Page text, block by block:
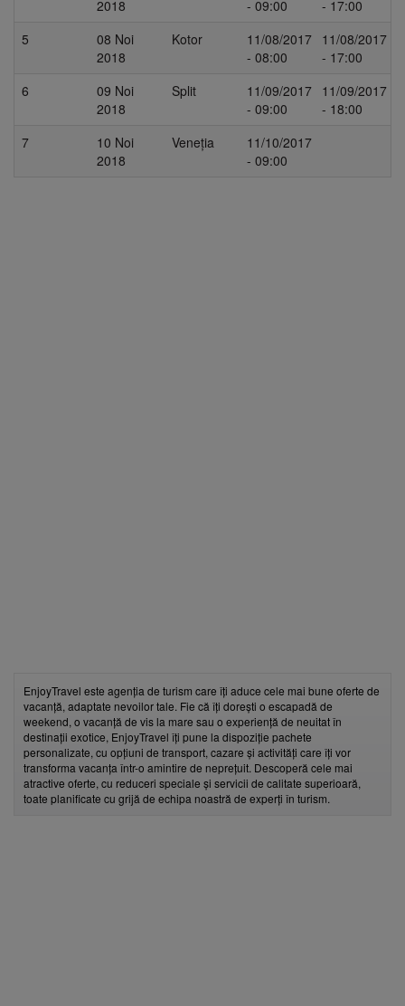
2018
- 09:00
- 17:00
5
08 Noi
2018
Kotor
11/08/2017
- 08:00
11/08/2017
- 17:00
6
09 Noi
2018
Split
11/09/2017
- 09:00
11/09/2017
- 18:00
7
10 Noi
2018
Veneția
11/10/2017
- 09:00
EnjoyTravel este agenția de turism care îți aduce cele mai bune oferte de
vacanță, adaptate nevoilor tale. Fie că îți dorești o escapadă de
weekend, o vacanță de vis la mare sau o experiență de neuitat în
destinații exotice, EnjoyTravel îți pune la dispoziție pachete
personalizate, cu opțiuni de transport, cazare și activități care îți vor
transforma vacanța într-o amintire de neprețuit. Descoperă cele mai
atractive oferte, cu reduceri speciale și servicii de calitate superioară,
toate planificate cu grijă de echipa noastră de experți în turism.